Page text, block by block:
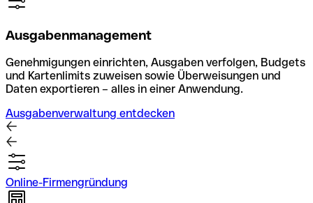
Ausgabenmanagement
Genehmigungen einrichten, Ausgaben verfolgen, Budgets
und Kartenlimits zuweisen sowie Überweisungen und
Daten exportieren – alles in einer Anwendung.
Ausgabenverwaltung entdecken
Online-Firmengründung